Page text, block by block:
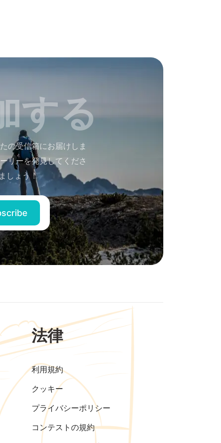
する
の受信箱にお届けしま
リーを発見してくださ
しょう！
法律
利用規約
クッキー
プライバシーポリシー
コンテストの規約